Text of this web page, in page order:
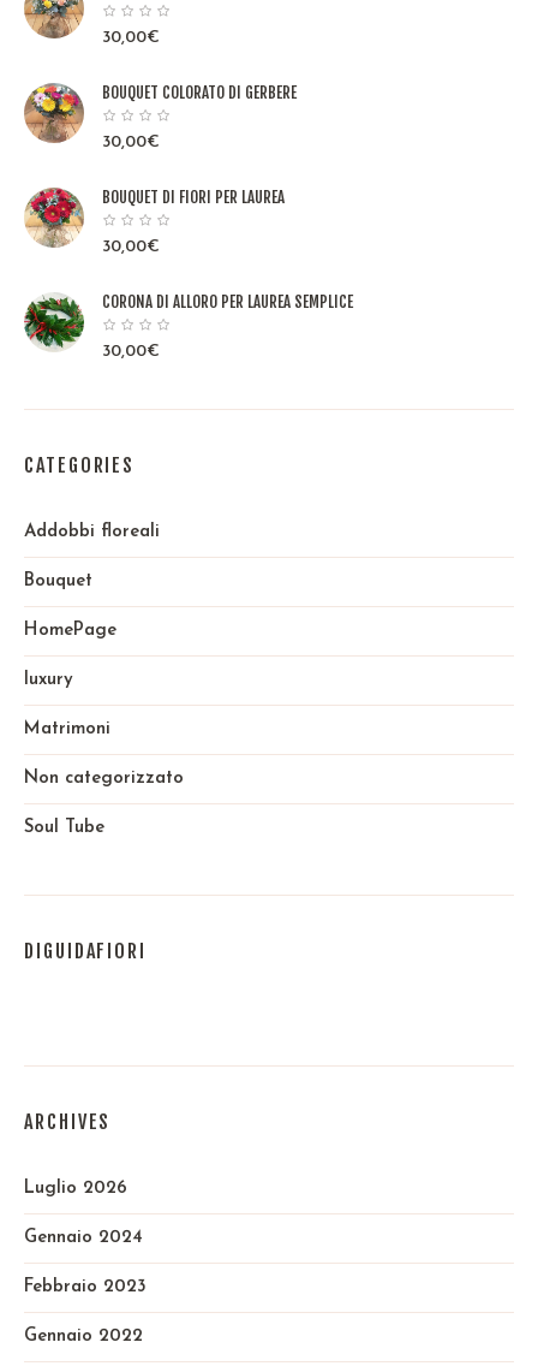
30,00€
BOUQUET COLORATO DI GERBERE
30,00€
BOUQUET DI FIORI PER LAUREA
30,00€
CORONA DI ALLORO PER LAUREA SEMPLICE
30,00€
CATEGORIES
Addobbi floreali
Bouquet
HomePage
luxury
Matrimoni
Non categorizzato
Soul Tube
DIGUIDAFIORI
ARCHIVES
Luglio 2026
Gennaio 2024
Febbraio 2023
Gennaio 2022